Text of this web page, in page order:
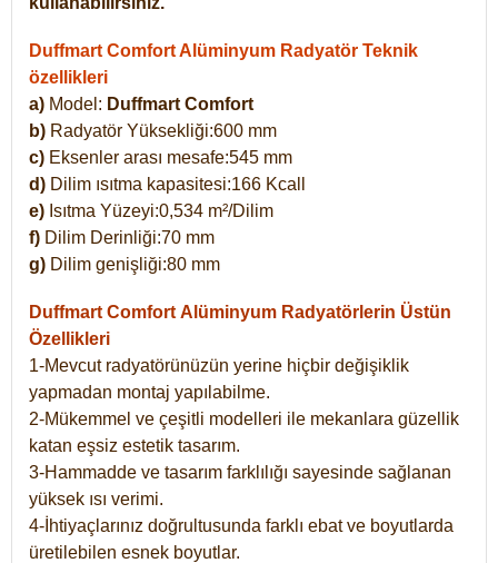
Duffmart Comfort Alüminyum Radyatör Teknik
özellikleri
a) Model: Duffmart Comfort
b) Radyatör Yüksekliği:600 mm
c) Eksenler arası mesafe:545 mm
d) Dilim ısıtma kapasitesi:166 Kcall
e) Isıtma Yüzeyi:0,534 m²/Dilim
f) Dilim Derinliği:70 mm
g) Dilim genişliği:80 mm
Duffmart Comfort Alüminyum Radyatörlerin Üstün
Özellikleri
1-Mevcut radyatörünüzün yerine hiçbir değişiklik
yapmadan montaj yapılabilme.
2-Mükemmel ve çeşitli modelleri ile mekanlara güzellik
katan eşsiz estetik tasarım.
3-Hammadde ve tasarım farklılığı sayesinde sağlanan
yüksek ısı verimi.
4-İhtiyaçlarınız doğrultusunda farklı ebat ve boyutlarda
üretilebilen esnek boyutlar.